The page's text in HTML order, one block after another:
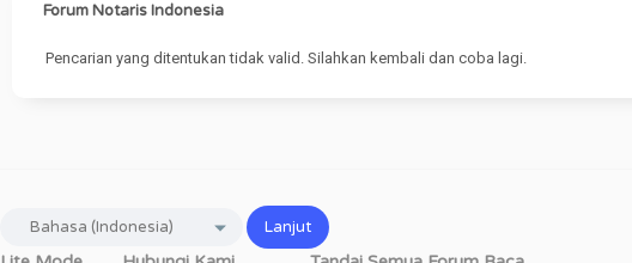
Forum Notaris Indonesia
Pencarian yang ditentukan tidak valid. Silahkan kembali dan coba lagi.